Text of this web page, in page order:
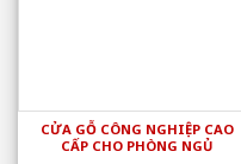
CỬA GỖ CÔNG NGHIỆP CAO
CẤP CHO PHÒNG NGỦ